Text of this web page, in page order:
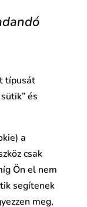
típusát
és
a
csak
Ön el nem
segítenek
meg,